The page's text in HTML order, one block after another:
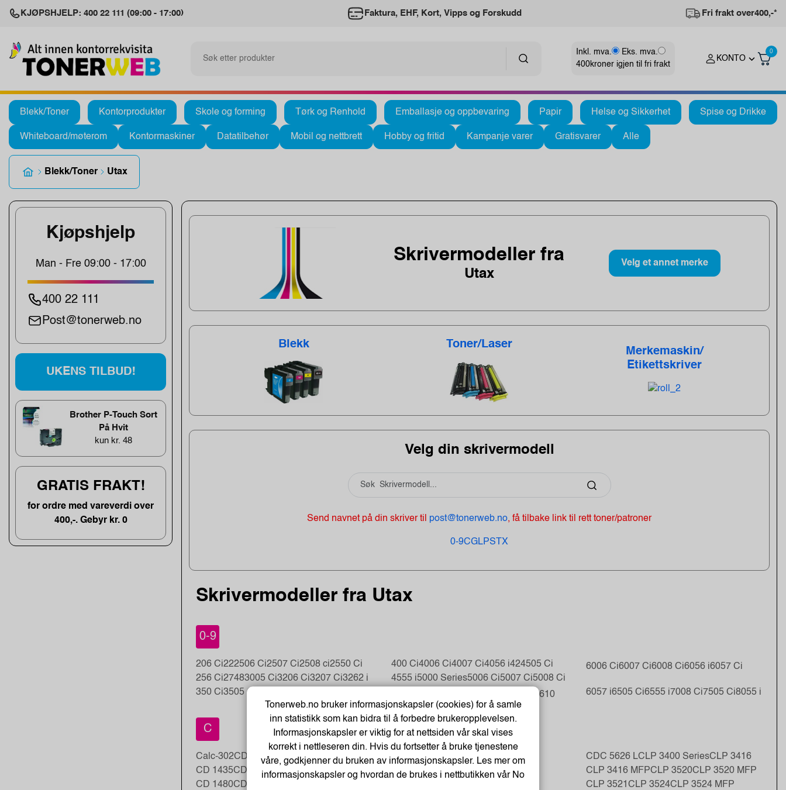
KJØPSHJELP: 400 22 111 (09:00 - 17:00) Faktura, EHF, Kort, Vipps og Forskudd Fri frakt over400,-*
Inkl. mva.
Eks. mva.
400kroner igjen til fri frakt
KONTO
0
Blekk/Toner Kontorprodukter Skole og forming Tørk og Renhold Emballasje og oppbevaring Papir Helse og Sikkerhet Spise og Drikke
Whiteboard/møterom Kontormaskiner Datatilbehør Mobil og nettbrett Hobby og fritid Kampanje varer Gratisvarer Alle
Blekk/Toner Utax
Kjøpshjelp
Man - Fre 09:00 - 17:00
400 22 111
Post@tonerweb.no
UKENS TILBUD!
Brother P-Touch Sort
På Hvit
kun kr. 48
GRATIS FRAKT!
for ordre med vareverdi over
400,-. Gebyr kr. 0
Skrivermodeller fra
Utax
Velg et annet merke
Blekk Toner/Laser
Merkemaskin/
Etikettskriver
Velg din skrivermodell
Send navnet på din skriver til post@tonerweb.no, få tilbake link til rett toner/patroner
0-9CGLPS X
Skrivermodeller fra Utax
0-9
206 Ci222506 Ci2507 Ci2508 ci2550 Ci
256 Ci27483005 Ci3206 Ci3207 Ci3262 i
350 Ci3505 Ci
400 Ci4006 Ci4007 Ci4056 i424505 Ci
4555 i5000 Series5006 Ci5007 Ci5008 Ci
5610
6006 Ci6007 Ci6008 Ci6056 i6057 Ci
6057 i6505 Ci6555 i7008 Ci7505 Ci8055 i
C
Calc-302CD 1018CD 1028CD 1128
CD 1435CD 1445CD 1455CD 1465
CD 1480CDC 1620
CDC 1930CDC 1935 CDC 1945
CDC 1950CDC 1965CDC 1970
CDC 5626 LCLP 3400 SeriesCLP 3416
CLP 3416 MFPCLP 3520CLP 3520 MFP
CLP 3521CLP 3524CLP 3524 MFP
Tonerweb.no bruker informasjonskapsler (cookies) for å samle
inn statistikk som kan bidra til å forbedre brukeropplevelsen.
Informasjonskapsler er viktig for at nettsiden vår skal vises
korrekt i nettleseren din. Hvis du fortsetter å bruke tjenestene
våre, godkjenner du bruken av informasjonskapsler. Les mer om
informasjonskapsler og hvordan de brukes i nettbutikken vårNo